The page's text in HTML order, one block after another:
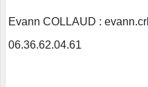
Evann COLLAUD :
06.36.62.04.61